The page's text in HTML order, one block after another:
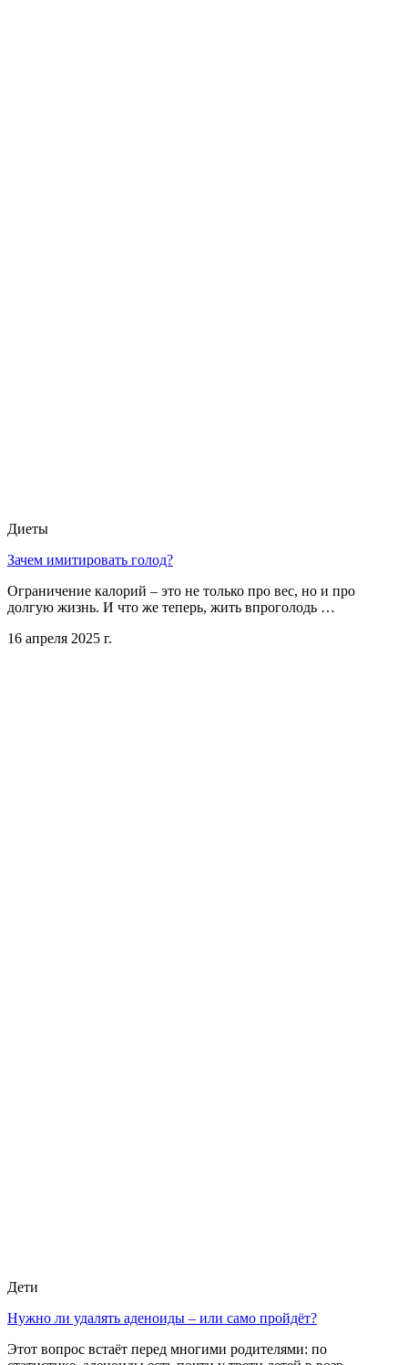
Диеты
Зачем имитировать голод?
Ограничение калорий – это не только про вес, но и про
долгую жизнь. И что же теперь, жить впроголодь …
16 апреля 2025 г.
Дети
Нужно ли удалять аденоиды – или само пройдёт?
Этот вопрос встаёт перед многими родителями: по